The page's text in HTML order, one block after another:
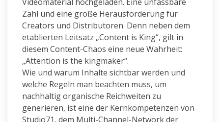
Zahl und eine große Herausforderung für
Creators und Distributoren. Denn neben dem
etablierten Leitsatz „Content is King“, gilt in
diesem Content-Chaos eine neue Wahrheit:
„Attention is the kingmaker“.
Wie und warum Inhalte sichtbar werden und
welche Regeln man beachten muss, um
nachhaltig organische Reichweiten zu
generieren, ist eine der Kernkompetenzen von
Studio71, dem Multi-Channel-Network der